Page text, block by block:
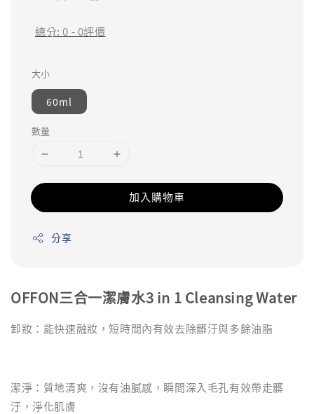
總分:0 -0評價
大小
60ml
數量
加入購物車
分享
OFFON三合一潔膚水3 in 1 Cleansing Water
卸妝：能快速融妝，短時間內有效去除髒汙與多餘油脂
潔淨：質地清爽，沒有油膩感，瞬間深入毛孔有效帶走髒
汙，淨化肌膚